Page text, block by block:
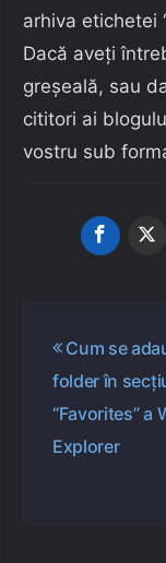
arhiva etichetei
Dacă aveți
greșeală, sau
cititori ai
vostru sub
Navigare
articole
Cum se
folder în
“Favorites” a
Explorer